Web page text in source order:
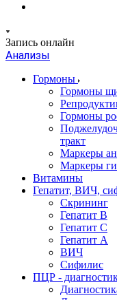
Запись онлайн
Анализы
Гормоны
Гормоны
Гормоны
тракт
Маркеры
Маркеры
Витамины
Гепатит, ВИЧ,
Скрининг
Гепатит В
Гепатит С
Гепатит А
ВИЧ
Сифилис
ПЦР -